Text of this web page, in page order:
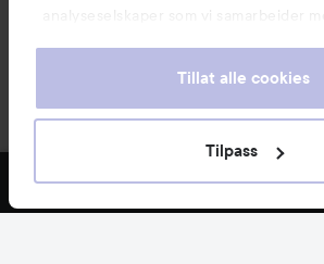
analyseselskaper som vi samarbeider
informasjon som du har oppgitt eller
våre cookies ved å fortsette å bruke
informasjon om hvordan du kan endre
Tillat alle cookies
Tilpass
FILTRE
E-handel av Avensia